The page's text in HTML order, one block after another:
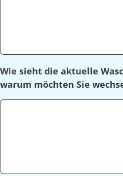
Wie sieht die aktuelle
warum möchten Sie